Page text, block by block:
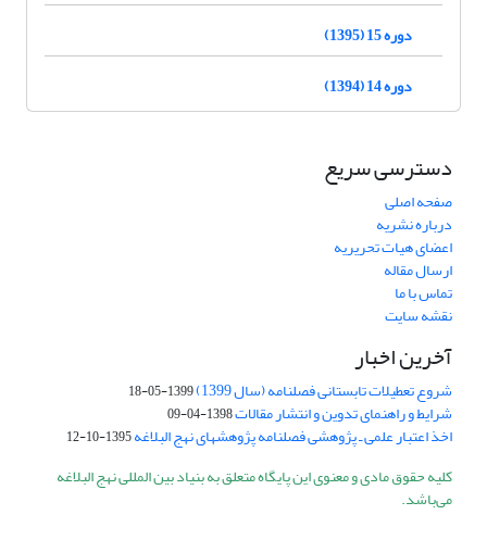
دوره 15 (1395)
دوره 14 (1394)
دسترسی سریع
صفحه اصلی
درباره نشریه
اعضای هیات تحریریه
ارسال مقاله
تماس با ما
نقشه سایت
آخرین اخبار
شروع تعطیلات تابستانی فصلنامه (سال 1399) 1399-05-18
شرایط و راهنمای تدوین و انتشار مقالات1398-04-09
اخذ اعتبار علمی ـ پژوهشی فصلنامه پژوهشهای نهج البلاغه1395-10-12
کلیه حقوق مادی و معنوی این پایگاه متعلق به بنیاد بین المللی نهج البلاغه
می‌باشد.